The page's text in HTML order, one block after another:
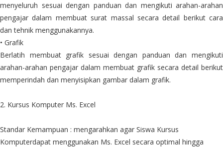
menyeluruh sesuai dengan panduan dan mengikuti arahan-arahan
pengajar dalam membuat surat massal secara detail berikut cara
dan tehnik menggunakannya.
• Grafik
Berlatih membuat grafik sesuai dengan panduan dan mengikuti
arahan-arahan pengajar dalam membuat grafik secara detail berikut
memperindah dan menyisipkan gambar dalam grafik.
2. Kursus Komputer Ms. Excel
Standar Kemampuan : mengarahkan agar Siswa Kursus
Komputerdapat menggunakan Ms. Excel secara optimal hingga